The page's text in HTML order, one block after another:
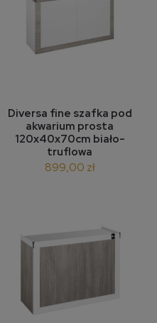
Diversa fine szafka pod
akwarium prosta
120x40x70cm biało-
truflowa
899,00 zł